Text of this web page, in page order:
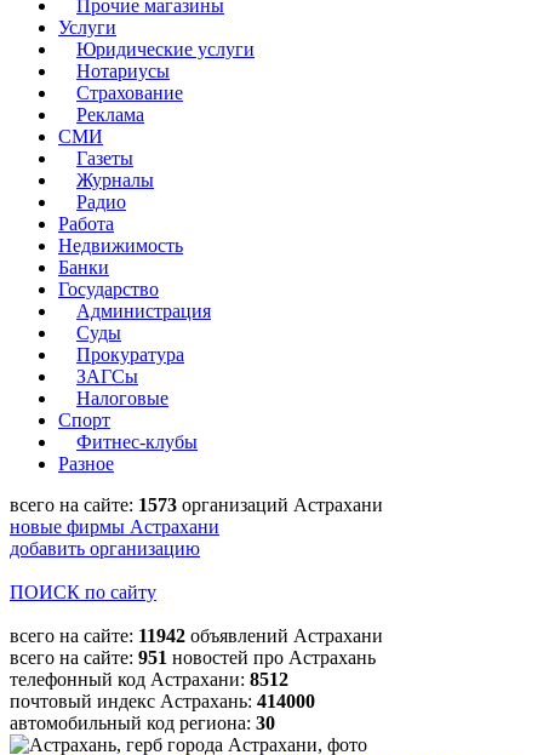
Прочие магазины
Услуги
Юридические услуги
Нотариусы
Страхование
Реклама
СМИ
Газеты
Журналы
Радио
Работа
Недвижимость
Банки
Государство
Администрация
Суды
Прокуратура
ЗАГСы
Налоговые
Спорт
Фитнес-клубы
Разное
всего на сайте: 1573 организаций Астрахани
новые фирмы Астрахани
добавить организацию
ПОИСК по сайту
всего на сайте: 11942 объявлений Астрахани
всего на сайте: 951 новостей про Астрахань
телефонный код Астрахани: 8512
почтовый индекс Астрахань: 414000
автомобильный код региона: 30